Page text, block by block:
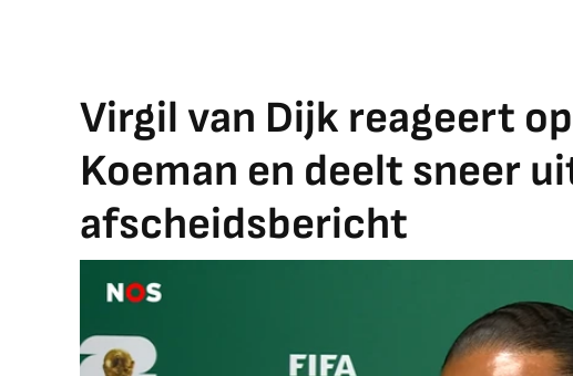
Virgil van Dijk reageert
Koeman en deelt sneer
afscheidsbericht